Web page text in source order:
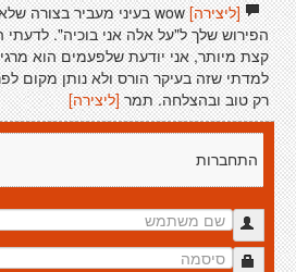
[ליצירה]
הפירוש שלך ל"על אלה אני בוכיה". לדעתי
קצת מיותר, אני יודעת שלפעמים הוא
למדתי שזה בעיקר הורס ולא נותן מקום
רק טוב ובהצלחה. תמר [ליצירה]
התחברות